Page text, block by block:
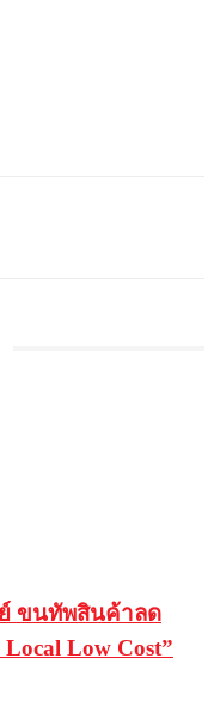
ขนทัพสินค้าลด
Low Cost”